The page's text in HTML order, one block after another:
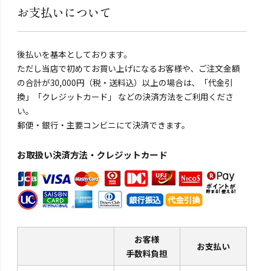
お支払いについて
後払いを基本としております。
ただし当店で初めてお買い上げになるお客様や、ご注文金額
の合計が30,000円（税・送料込）以上の場合は、「代金引
換」「クレジットカード」 などの決済方法をご利用くださ
い。
郵便・銀行・主要コンビニにて決済できます。
お取扱い決済方法・クレジットカード
お客様
手数料負担
お支払い